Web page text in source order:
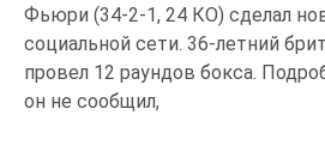
Фьюри (34-2-1, 24 КО) сделал
социальной сети. 36-летний
провел 12 раундов бокса.
он не сообщил,